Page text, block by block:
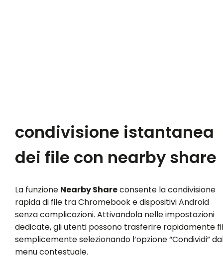
condivisione istantanea
dei file con nearby share
La funzione Nearby Shareconsente la condivisione
rapida di file tra Chromebook e dispositivi Android
senza complicazioni. Attivandola nelle impostazioni
dedicate, gli utenti possono trasferire rapidamente
semplicemente selezionando l’opzione “Condividi”
menu contestuale.